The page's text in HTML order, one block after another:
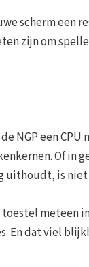
scherm een
zijn om
NGP een CPU
Of in
uithoudt, is
meteen
En dat viel